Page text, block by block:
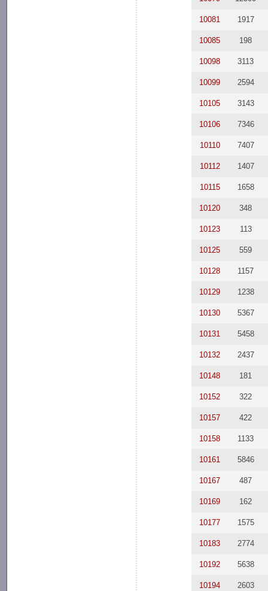
10081 1917
10085 198
10098 3113
10099 2594
10105 3143
10106 7346
10110 7407
10112 1407
10115 1658
10120 348
10123 113
10125 559
10128 1157
10129 1238
10130 5367
10131 5458
10132 2437
10148 181
10152 322
10157 422
10158 1133
10161 5846
10167 487
10169 162
10177 1575
10183 2774
10192 5638
10194 2603